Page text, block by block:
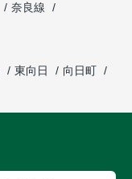
奈良線
東向日
向日町